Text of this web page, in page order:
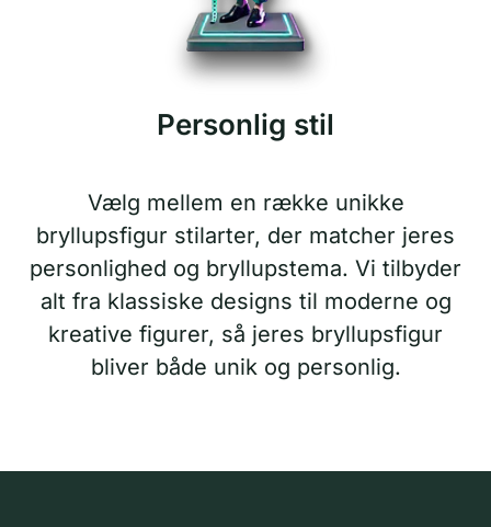
Personlig stil
Vælg mellem en række unikke
bryllupsfigur stilarter, der matcher jeres
personlighed og bryllupstema. Vi tilbyder
alt fra klassiske designs til moderne og
kreative figurer, så jeres bryllupsfigur
bliver både unik og personlig.